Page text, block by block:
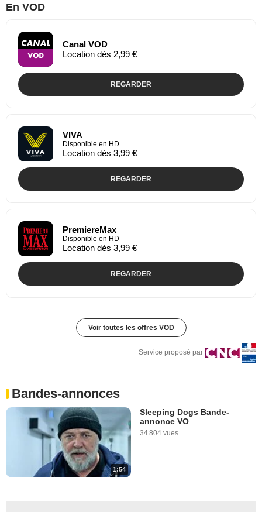
En VOD
Canal VOD
Location dès 2,99 €
REGARDER
VIVA
Disponible en HD
Location dès 3,99 €
REGARDER
PremiereMax
Disponible en HD
Location dès 3,99 €
REGARDER
Voir toutes les offres VOD
Service proposé par
Bandes-annonces
1:54
Sleeping Dogs Bande-
annonce VO
34 804 vues